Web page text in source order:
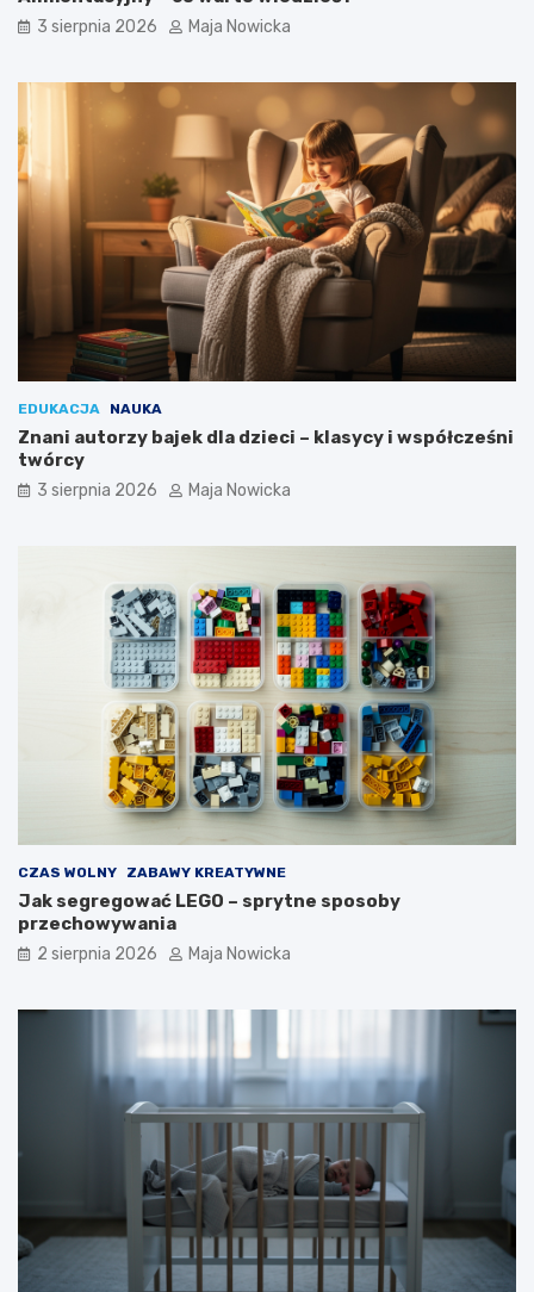
3 sierpnia 2026 Maja Nowicka
EDUKACJA NAUKA
Znani autorzy bajek dla dzieci – klasycy i współcześni
twórcy
3 sierpnia 2026 Maja Nowicka
CZAS WOLNY ZABAWY KREATYWNE
Jak segregować LEGO – sprytne sposoby
przechowywania
2 sierpnia 2026 Maja Nowicka